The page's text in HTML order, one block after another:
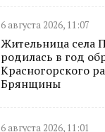
6 августа 2026, 11:07
Жительница села
родилась в год
Красногорского
Брянщины
6 августа 2026, 11:01